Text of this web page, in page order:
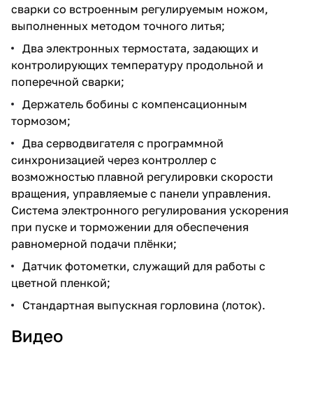
сварки со встроенным регулируемым ножом,
выполненных методом точного литья;
Два электронных термостата, задающих и
контролирующих температуру продольной и
поперечной сварки;
Держатель бобины с компенсационным
тормозом;
Два серводвигателя с программной
синхронизацией через контроллер с
возможностью плавной регулировки скорости
вращения, управляемые с панели управления.
Система электронного регулирования ускорения
при пуске и торможении для обеспечения
равномерной подачи плёнки;
Датчик фотометки, служащий для работы с
цветной пленкой;
Стандартная выпускная горловина (лоток).
Видео